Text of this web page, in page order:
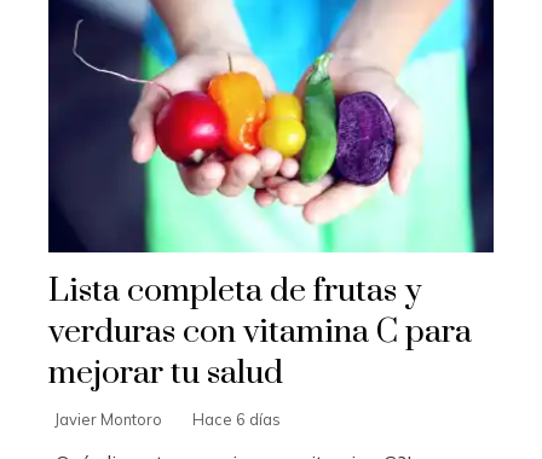
Lista completa de frutas y
verduras con vitamina C para
mejorar tu salud
Javier Montoro Hace 6 días